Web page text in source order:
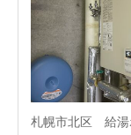
札幌市北区 給湯